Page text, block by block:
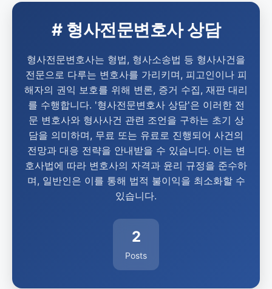
# 형사전문변호사 상담
형사전문변호사는 형법, 형사소송법 등 형사사건을
전문으로 다루는 변호사를 가리키며, 피고인이나 피
해자의 권익 보호를 위해 변론, 증거 수집, 재판 대리
를 수행합니다. '형사전문변호사 상담'은 이러한 전
문 변호사와 형사사건 관련 조언을 구하는 초기 상
담을 의미하며, 무료 또는 유료로 진행되어 사건의
전망과 대응 전략을 안내받을 수 있습니다. 이는 변
호사법에 따라 변호사의 자격과 윤리 규정을 준수하
며, 일반인은 이를 통해 법적 불이익을 최소화할 수
있습니다.
2
Posts